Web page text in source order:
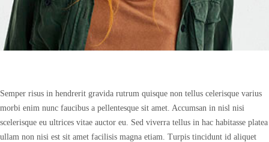
Semper risus in hendrerit gravida rutrum quisque non tellus celerisque varius
morbi enim nunc faucibus a pellentesque sit amet. Accumsan in nisl nisi
scelerisque eu ultrices vitae auctor eu. Sed viverra tellus in hac habitasse platea
ullam non nisi est sit amet facilisis magna etiam. Turpis tincidunt id aliquet